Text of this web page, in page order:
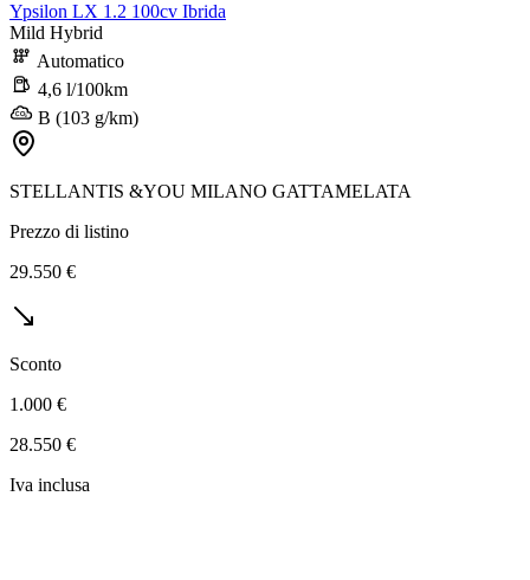
Ypsilon LX 1.2 100cv Ibrida
Mild Hybrid
Automatico
4,6 l/100km
B (103 g/km)
STELLANTIS &YOU MILANO GATTAMELATA
Prezzo di listino
29.550 €
Sconto
1.000 €
28.550 €
Iva inclusa